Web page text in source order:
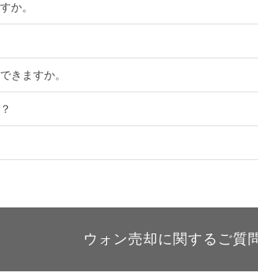
か。
きますか。
ウォン売却に関するご質